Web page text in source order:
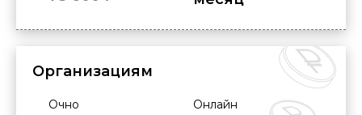
Организациям
Очно Онлайн